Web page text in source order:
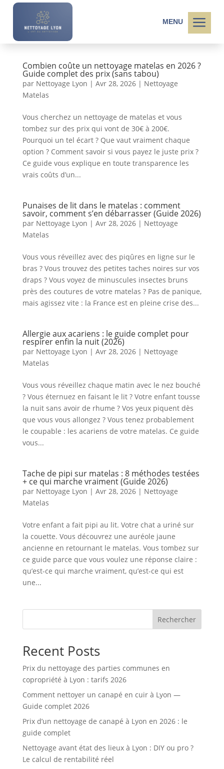
MENU a
Combien coûte un nettoyage matelas en 2026 ?
Guide complet des prix (sans tabou)
par Nettoyage Lyon | Avr 28, 2026| Nettoyage
Matelas
Vous cherchez un nettoyage de matelas et vous
tombez sur des prix qui vont de 30€ à 200€.
Pourquoi un tel écart ? Que vaut vraiment chaque
option ? Comment savoir si vous payez le juste prix ?
Ce guide vous explique en toute transparence les
vrais coûts d’un...
Punaises de lit dans le matelas : comment
savoir, comment s’en débarrasser (Guide 2026)
par Nettoyage Lyon | Avr 28, 2026| Nettoyage
Matelas
Vous vous réveillez avec des piqûres en ligne sur le
bras ? Vous trouvez des petites taches noires sur vos
draps ? Vous voyez de minuscules insectes bruns
près des coutures de votre matelas ? Pas de panique,
mais agissez vite : la France est en pleine crise des...
Allergie aux acariens : le guide complet pour
respirer enfin la nuit (2026)
par Nettoyage Lyon | Avr 28, 2026| Nettoyage
Matelas
Vous vous réveillez chaque matin avec le nez bouché
? Vous éternuez en faisant le lit ? Votre enfant tousse
la nuit sans avoir de rhume ? Vos yeux piquent dès
que vous vous allongez ? Vous tenez probablement
le coupable : les acariens de votre matelas. Ce guide
vous...
Tache de pipi sur matelas : 8 méthodes testées
+ ce qui marche vraiment (Guide 2026)
par Nettoyage Lyon | Avr 28, 2026| Nettoyage
Matelas
Votre enfant a fait pipi au lit. Votre chat a uriné sur
la couette. Vous découvrez une auréole jaune
ancienne en retournant le matelas. Vous tombez sur
ce guide parce que vous voulez une réponse claire :
qu’est-ce qui marche vraiment, qu’est-ce qui est
une...
Rechercher
Recent Posts
Prix du nettoyage des parties communes en
copropriété à Lyon : tarifs 2026
Comment nettoyer un canapé en cuir à Lyon —
Guide complet 2026
Prix d’un nettoyage de canapé à Lyon en 2026 : le
guide complet
Nettoyage avant état des lieux à Lyon : DIY ou pro ?
Le calcul de rentabilité réel